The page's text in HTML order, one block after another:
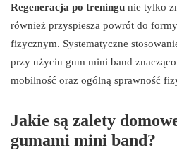
Regeneracja po treningu nie tylko
również przyspiesza powrót do
fizycznym. Systematyczne
przy użyciu gum mini band
mobilność oraz ogólną sprawność
Jakie są zalety
gumami mini band?